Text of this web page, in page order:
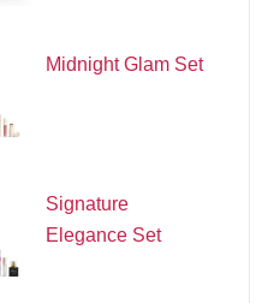
Midnight Glam Set
Signature
Elegance Set